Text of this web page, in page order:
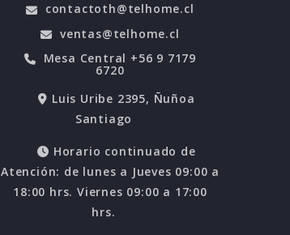
contactoth@telhome.cl
ventas@telhome.cl
Mesa Central +56 9 7179
6720
Luis Uribe 2395, Ñuñoa
Santiago
Horario continuado de
Atención: de lunes a Jueves 09:00 a
18:00 hrs. Viernes 09:00 a 17:00
hrs.